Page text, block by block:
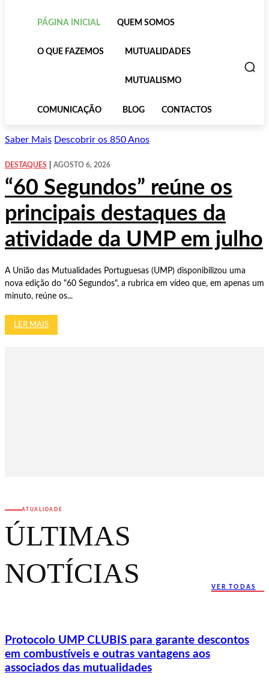
PÁGINA INICIAL QUEM SOMOS
O QUE FAZEMOS MUTUALIDADES
MUTUALISMO
COMUNICAÇÃO BLOG CONTACTOS
Saber Mais Descobrir os 850 Anos
DESTAQUES AGOSTO 6, 2026
“60 Segundos” reúne os
principais destaques da
atividade da UMP em julho
A União das Mutualidades Portuguesas (UMP) disponibilizou uma
nova edição do "60 Segundos", a rubrica em vídeo que, em apenas um
minuto, reúne os...
LER MAIS
ATUALIDADE
ÚLTIMAS
NOTÍCIAS
VER TODAS
Protocolo UMP CLUBIS para garante descontos
em combustíveis e outras vantagens aos
associados das mutualidades